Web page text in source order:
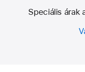
Speciális árak